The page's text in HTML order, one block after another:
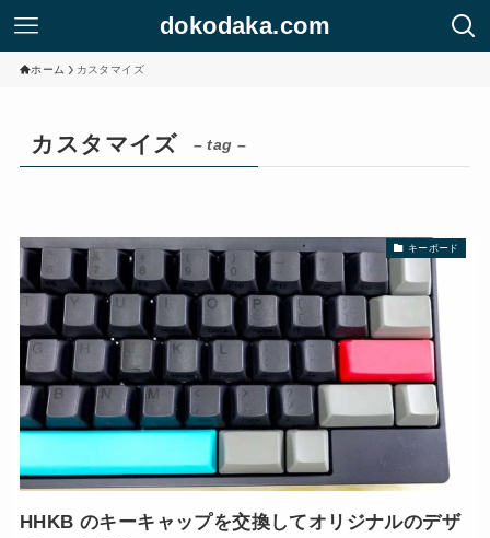
dokodaka.com
ホーム カスタマイズ
カスタマイズ – tag –
キーボード
HHKB のキーキャップを交換してオリジナルのデザ